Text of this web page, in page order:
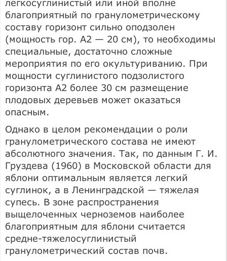
легкосуглинистый или иной вполне
благоприятный по гранулометрическому
составу горизонт сильно оподзолен
(мощность гор. А2 — 20 см), то необходимы
специальные, достаточно сложные
мероприятия по его окультуриванию. При
мощности суглинистого подзолистого
горизонта А2 более 30 см размещение
плодовых деревьев может оказаться
опасным.
Однако в целом рекомендации о роли
гранулометрического состава не имеют
абсолютного значения. Так, по данным Г. И.
Груздева (1960) в Московской области для
яблони оптимальным является легкий
суглинок, а в Ленинградской — тяжелая
супесь. В зоне распространения
выщелоченных черноземов наиболее
благоприятным для яблони считается
средне-тяжелосуглинистый
гранулометрический состав почв.